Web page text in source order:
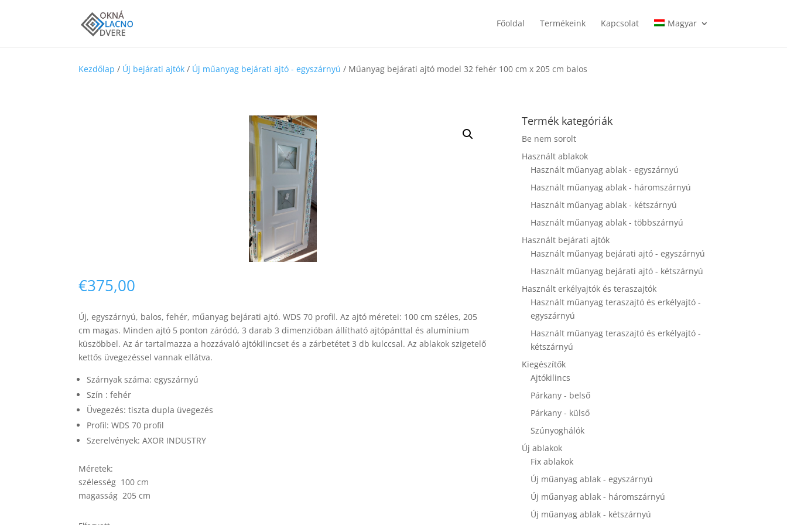
Főoldal Termékeink Kapcsolat Magyar
Kezdőlap / Új bejárati ajtók / Új műanyag bejárati ajtó - egyszárnyú / Műanyag bejárati ajtó model 32 fehér 100 cm x 205 cm balos
€375,00
Új, egyszárnyú, balos, fehér, műanyag bejárati ajtó.WDS 70 profil.Az ajtó méretei: 100 cm széles, 205
cm magas. Minden ajtó 5 ponton záródó, 3 darab 3 dimenzióban állítható ajtópánttal és alumínium
küszöbbel. Az ár tartalmazza a hozzávaló ajtókilincset és a zárbetétet 3 db kulccsal.Az ablakok szigetelő
kettős üvegezéssel vannak ellátva.
Szárnyak száma: egyszárnyú
Szín : fehér
Üvegezés: tiszta dupla üvegezés
Profil: WDS 70 profil
Szerelvények: AXOR INDUSTRY
Méretek:
szélesség 100 cm
magasság 205 cm
Termék kategóriák
Be nem sorolt
Használt ablakok
Használt műanyag ablak - egyszárnyú
Használt műanyag ablak - háromszárnyú
Használt műanyag ablak - kétszárnyú
Használt műanyag ablak - többszárnyú
Használt bejárati ajtók
Használt műanyag bejárati ajtó - egyszárnyú
Használt műanyag bejárati ajtó - kétszárnyú
Használt erkélyajtók és teraszajtók
Használt műanyag teraszajtó és erkélyajtó -
egyszárnyú
Használt műanyag teraszajtó és erkélyajtó -
kétszárnyú
Kiegészítők
Ajtókilincs
Párkany - belső
Párkany - külső
Szúnyoghálók
Új ablakok
Fix ablakok
Új műanyag ablak - egyszárnyú
Új műanyag ablak - háromszárnyú
Új műanyag ablak - kétszárnyú